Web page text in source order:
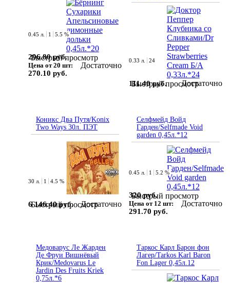
Быстрый просмотр
0.45 л. 1 5.5 %
296.80 руб.
Цена от 20 шт:
270.10 руб.
Достаточно
Быстрый просмотр
0.33 л. 24
111.40 руб. Достаточно
Коникс Два Путя/Konix
Two Ways 30л. ПЭТ
Быстрый просмотр
30 л. 1 4.5 %
6 146.40 руб. Достаточно
Селфмейд Войд
Гарден/Selfmade Void
garden 0,45л.*12
Быстрый просмотр
0.45 л. 1 5.2 %
320 руб.
Цена от 12 шт:
291.70 руб.
Достаточно
Медоварус Ле Жарден
Де Фруи Вишнёвый
Крик/Medovarus Le
Jardin Des Fruits Kriek
0,75л.*6
Таркос Карл Барон фон
Лагер/Tarkos Karl Baron
Fon Lager 0,45л.12